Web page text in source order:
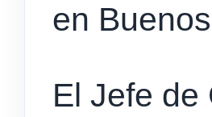
en
El Jefe de